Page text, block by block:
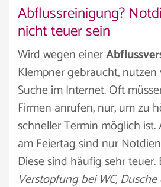
Abflussreinigung?
nicht teuer sein
Wird wegen einer
Klempner gebraucht,
Suche im Internet. Oft
Firmen anrufen, nur, um zu
schneller Termin möglich ist.
am Feiertag sind nur
Diese sind häufig sehr teuer.
Verstopfung bei WC,